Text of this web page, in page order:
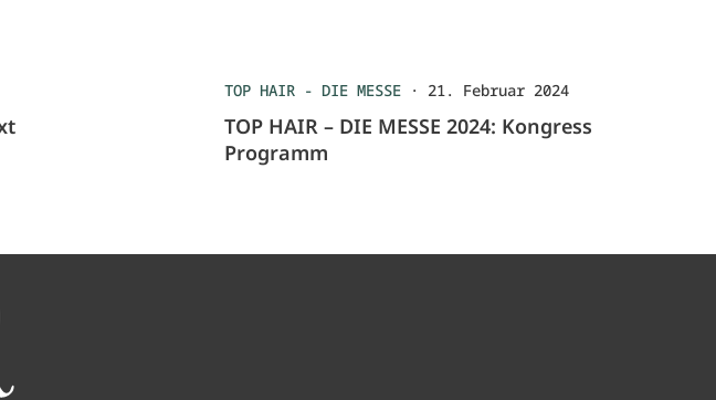
TOP HAIR - DIE MESSE· 21. Februar 2024
TOP HAIR – DIE MESSE 2024: Kongress
Programm